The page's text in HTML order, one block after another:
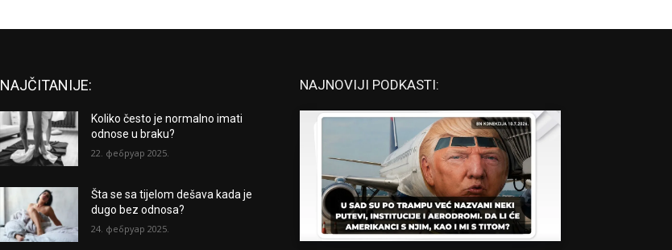
NAJČITANIJE:
Koliko često je normalno imati
odnose u braku?
22. фебруар 2025.
Šta se sa tijelom dešava kada je
dugo bez odnosa?
24. фебруар 2025.
NAJNOVIJI PODKASTI: